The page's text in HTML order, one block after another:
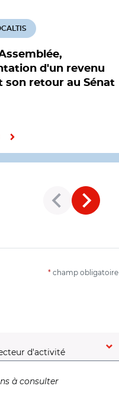
d'un revenu
son retour au Sénat
* champ obligatoire
obligatoire)
à consulter